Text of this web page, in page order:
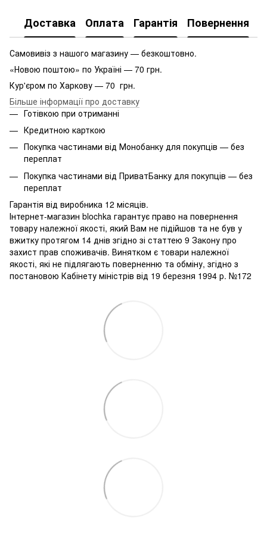
Доставка Оплата Гарантія Повернення
Самовивіз з нашого магазину — безкоштовно.
«Новою поштою» по Україні — 70 грн.
Кур'єром по Харкову — 70 грн.
Більше інформації про доставку
Готівкою при отриманні
Кредитною карткою
Покупка частинами від Монобанку для покупців — без
переплат
Покупка частинами від ПриватБанку для покупців — без
переплат
Гарантія від виробника 12 місяців.
Інтернет-магазин blochka гарантує право на повернення
товару належної якості, який Вам не підійшов та не був у
вжитку протягом 14 днів згідно зі статтею 9 Закону про
захист прав споживачів. Винятком є ​​товари належної
якості, які не підлягають поверненню та обміну, згідно з
постановою Кабінету міністрів від 19 березня 1994 р. №172